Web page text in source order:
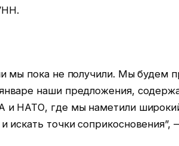
мы пока не получили. Мы будем
наши предложения,
и НАТО, где мы наметили
искать точки соприкосновения”,